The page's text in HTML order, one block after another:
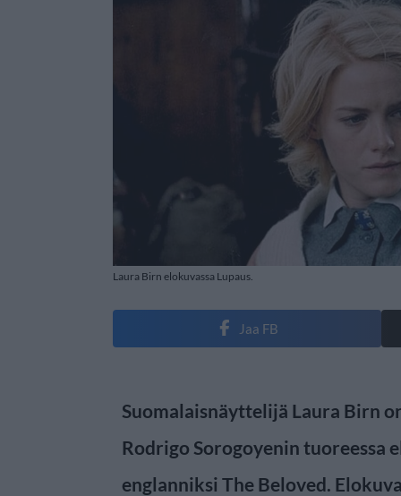
Laura Birn elokuvassa Lupaus.
Jaa FB
Suomalaisnäyttelijä Laura Birn
Rodrigo Sorogoyenin tuoreessa
englanniksi The Beloved.